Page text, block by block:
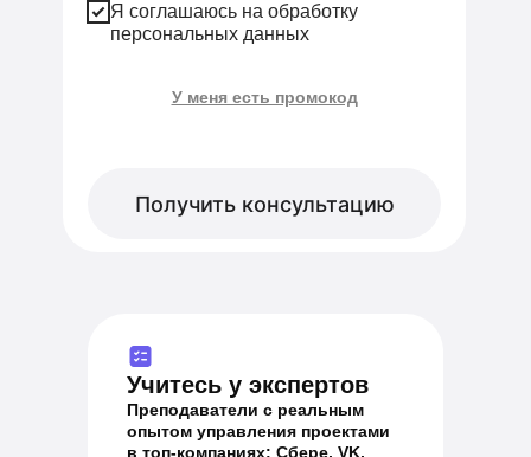
Я соглашаюсь на обработку
персональных данных
Получить консультацию
Применить
У меня есть промокод
Учитесь у экспертов
Преподаватели с реальным
опытом управления проектами
в топ-компаниях: Сбере, VK,